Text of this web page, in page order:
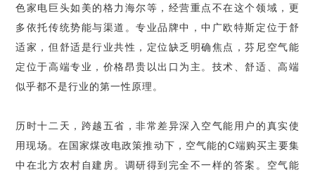
色家电巨头如美的格力海尔等，经营重点不在这个领域，更
多依托传统势能与渠道。专业品牌中，中广欧特斯定位于舒
适家，但舒适是行业共性，定位缺乏明确焦点，芬尼空气能
定位于高端专业，价格昂贵以出口为主。技术、舒适、高端
似乎都不是行业的第一性原理。
历时十二天，跨越五省，非常差异深入空气能用户的真实使
用现场。在国家煤改电政策推动下，空气能的C端购买主要集
中在北方农村自建房。调研得到完全不一样的答案。空气能